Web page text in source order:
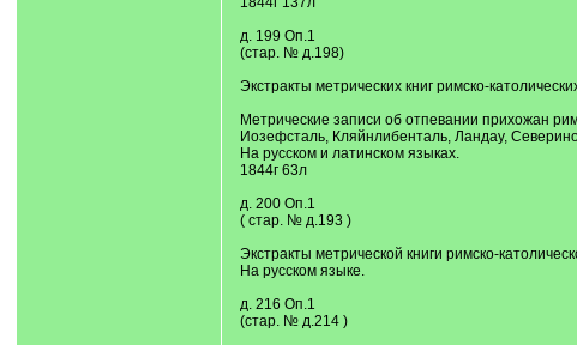
д. 199 Оп.1
(стар. № д.198)
Экстракты метрических книг римско-
Метрические записи об отпевании прихожан
Иозефсталь, Кляйнлибенталь, Ландау,
На русском и латинском языках.
1844г 63л
д. 200 Оп.1
( стар. № д.193 )
Экстракты метрической книги римско-
На русском языке.
д. 216 Оп.1
(стар. № д.214 )